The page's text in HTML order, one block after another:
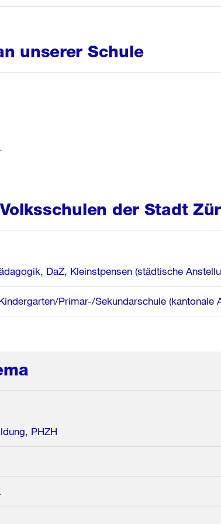
unserer Schule
der Stadt
DaZ, Kleinstpensen (städtische
Primar-/Sekundarschule (kantonale
PHZH